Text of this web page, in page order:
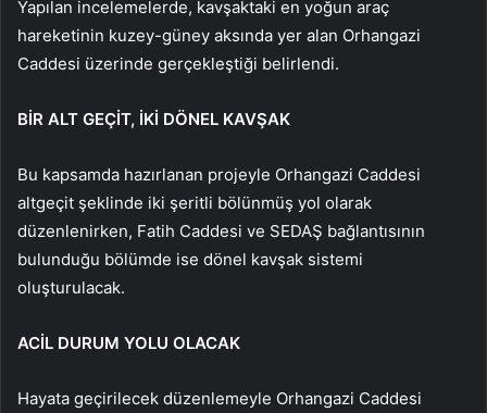
Yapılan incelemelerde, kavşaktaki en yoğun araç
hareketinin kuzey-güney aksında yer alan Orhangazi
Caddesi üzerinde gerçekleştiği belirlendi.
BİR ALT GEÇİT, İKİ DÖNEL KAVŞAK
Bu kapsamda hazırlanan projeyle Orhangazi Caddesi
altgeçit şeklinde iki şeritli bölünmüş yol olarak
düzenlenirken, Fatih Caddesi ve SEDAŞ bağlantısının
bulunduğu bölümde ise dönel kavşak sistemi
oluşturulacak.
ACİL DURUM YOLU OLACAK
Hayata geçirilecek düzenlemeyle Orhangazi Caddesi